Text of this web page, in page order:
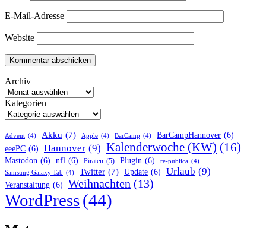
E-Mail-Adresse
Website
Archiv
Kategorien
Advent (4) Akku (7) Apple (4) BarCamp (4) BarCampHannover (6)
eeePC (6) Hannover (9) Kalenderwoche (KW) (16)
Mastodon (6) nfl (6) Piraten (5) Plugin (6) re-publica (4)
Samsung Galaxy Tab (4) Twitter (7) Update (6) Urlaub (9)
Veranstaltung (6) Weihnachten (13)
WordPress(44)